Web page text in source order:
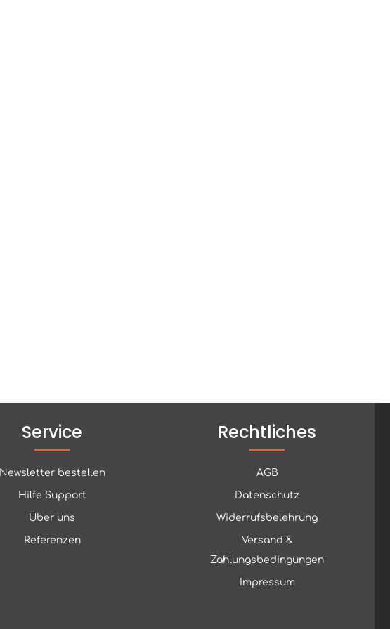
Service
Newsletter bestellen
Hilfe Support
Über uns
Referenzen
Rechtliches
AGB
Datenschutz
Widerrufsbelehrung
Versand &
Zahlungsbedingungen
Impressum